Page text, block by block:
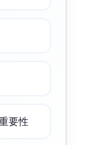
要性